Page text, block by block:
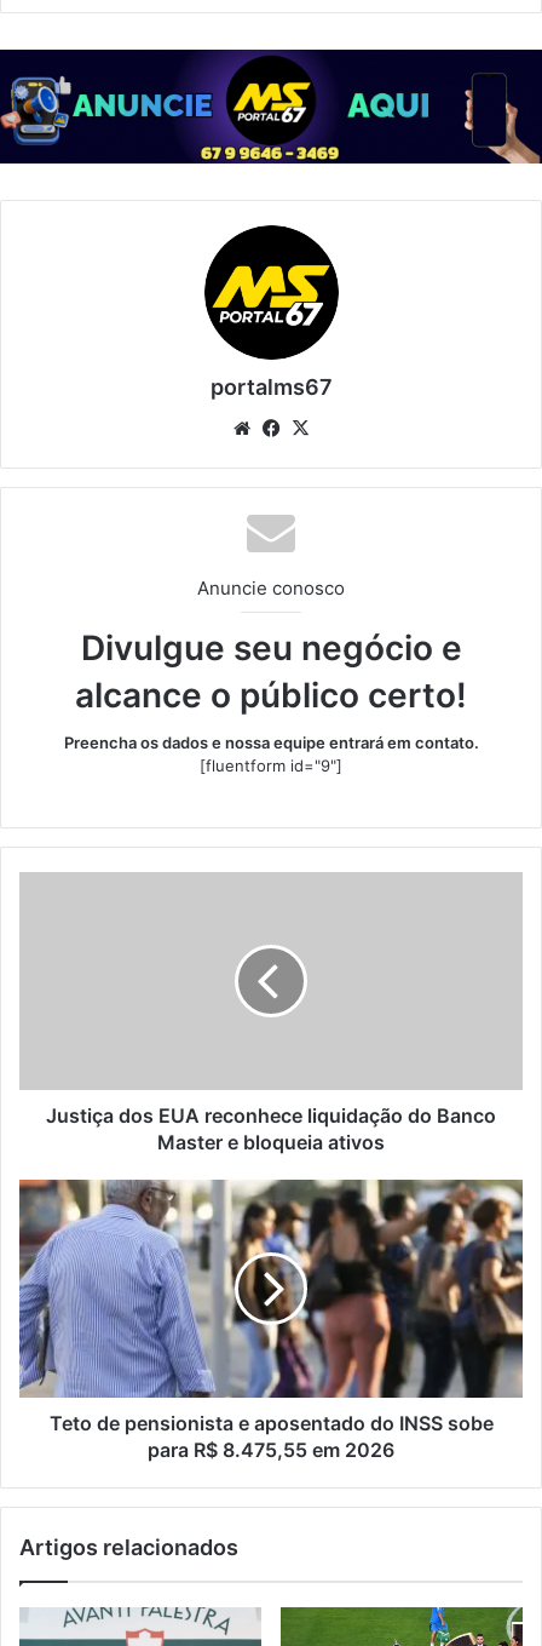
portalms67
WebsiteFacebook
Anuncie conosco
Divulgue seu negócio e
alcance o público certo!
Preencha os dados e nossa equipe entrará em contato.
[fluentform id="9"]
e
bloqueia
Justiça dos EUA reconhece liquidação do Banco
Master e bloqueia ativos
Teto
de
pensionista
e
aposentado
do
INSS
sobe
para
Teto de pensionista e aposentado do INSS sobe
para R$ 8.475,55 em 2026
Artigos relacionados